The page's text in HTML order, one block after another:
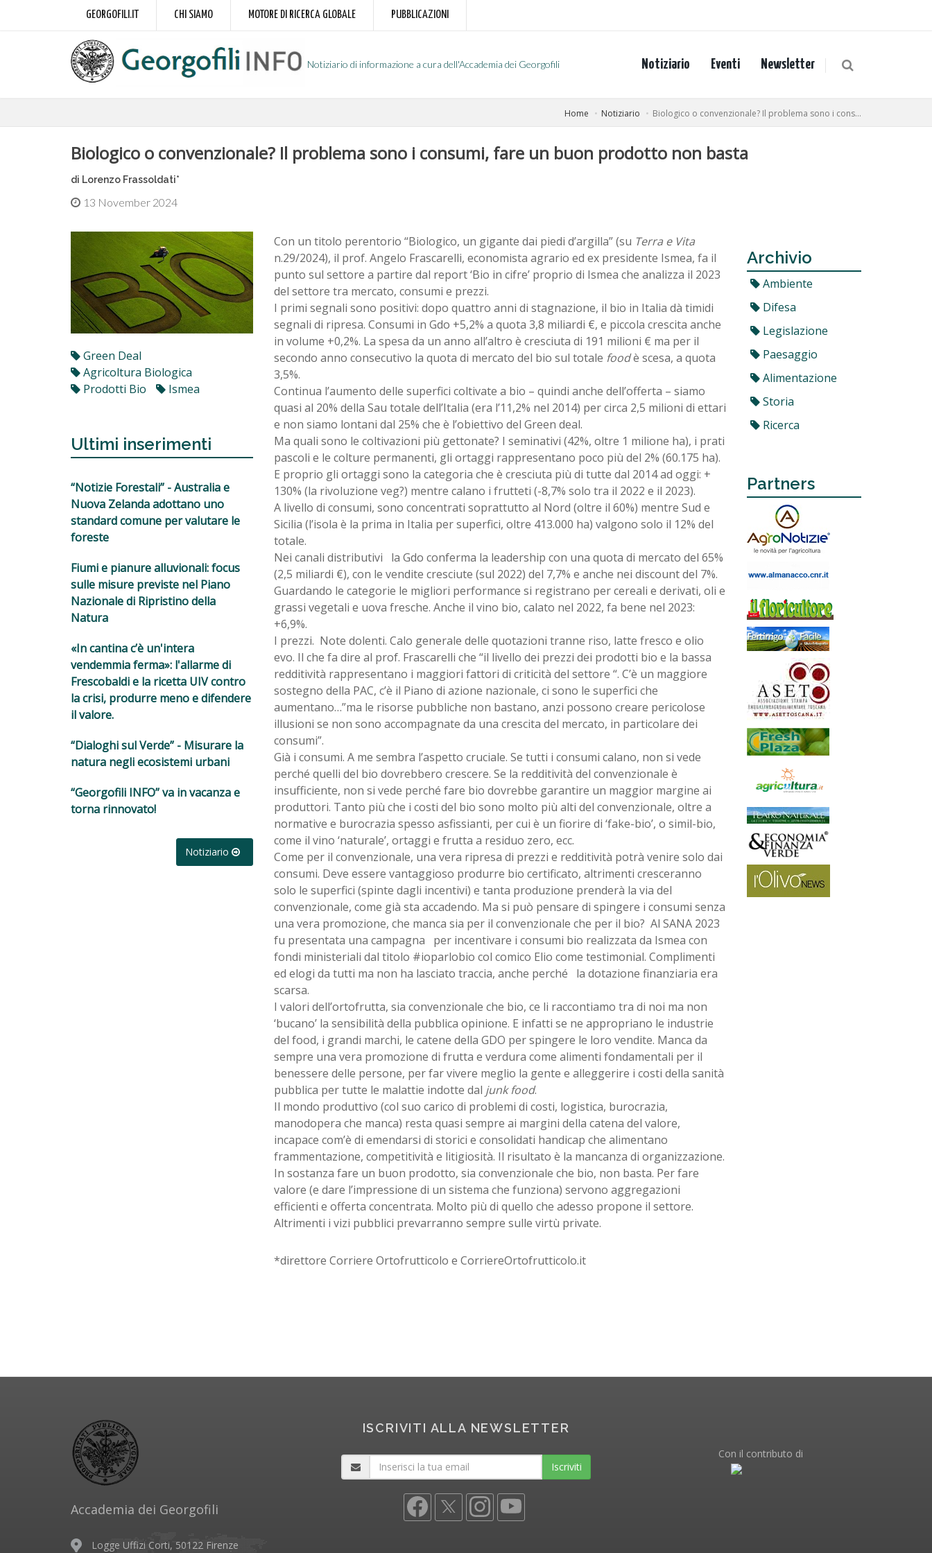
GEORGOFILI.IT CHI SIAMO MOTORE DI RICERCA GLOBALE PUBBLICAZIONI
Notiziario di informazione a cura dell'Accademia dei Georgofili Notiziario Eventi Newsletter
Home Notiziario Biologico o convenzionale? Il problema sono i cons...
Biologico o convenzionale? Il problema sono i consumi, fare un buon prodotto non basta
di Lorenzo Frassoldati*
13 November 2024
Green Deal
Agricoltura Biologica
Prodotti Bio
Ismea
Ultimi inserimenti
“Notizie Forestali” - Australia e
Nuova Zelanda adottano uno
standard comune per valutare le
foreste
Fiumi e pianure alluvionali: focus
sulle misure previste nel Piano
Nazionale di Ripristino della
Natura
«In cantina c’è un'intera
vendemmia ferma»: l'allarme di
Frescobaldi e la ricetta UIV contro
la crisi, produrre meno e difendere
il valore.
“Dialoghi sul Verde” - Misurare la
natura negli ecosistemi urbani
“Georgofili INFO” va in vacanza e
torna rinnovato!
Notiziario
Con un titolo perentorio “Biologico, un gigante dai piedi d’argilla” (su Terra e Vita
n.29/2024), il prof. Angelo Frascarelli, economista agrario ed ex presidente Ismea, fa il
punto sul settore a partire dal report ‘Bio in cifre’ proprio di Ismea che analizza il 2023
del settore tra mercato, consumi e prezzi.
I primi segnali sono positivi: dopo quattro anni di stagnazione, il bio in Italia dà timidi
segnali di ripresa. Consumi in Gdo +5,2% a quota 3,8 miliardi €, e piccola crescita anche
in volume +0,2%. La spesa da un anno all’altro è cresciuta di 191 milioni € ma per il
secondo anno consecutivo la quota di mercato del bio sul totale foodè scesa, a quota
3,5%.
Continua l’aumento delle superfici coltivate a bio – quindi anche dell’offerta – siamo
quasi al 20% della Sau totale dell’Italia (era l’11,2% nel 2014) per circa 2,5 milioni di ettari
e non siamo lontani dal 25% che è l’obiettivo del Green deal.
Ma quali sono le coltivazioni più gettonate? I seminativi (42%, oltre 1 milione ha), i prati
pascoli e le colture permanenti, gli ortaggi rappresentano poco più del 2% (60.175 ha).
E proprio gli ortaggi sono la categoria che è cresciuta più di tutte dal 2014 ad oggi: +
130% (la rivoluzione veg?) mentre calano i frutteti (-8,7% solo tra il 2022 e il 2023).
A livello di consumi, sono concentrati soprattutto al Nord (oltre il 60%) mentre Sud e
Sicilia (l’isola è la prima in Italia per superfici, oltre 413.000 ha) valgono solo il 12% del
totale.
Nei canali distributivi la Gdo conferma la leadership con una quota di mercato del 65%
(2,5 miliardi €), con le vendite cresciute (sul 2022) del 7,7% e anche nei discount del 7%.
Guardando le categorie le migliori performance si registrano per cereali e derivati, oli e
grassi vegetali e uova fresche. Anche il vino bio, calato nel 2022, fa bene nel 2023:
+6,9%.
I prezzi. Note dolenti. Calo generale delle quotazioni tranne riso, latte fresco e olio
evo. Il che fa dire al prof. Frascarelli che “il livello dei prezzi dei prodotti bio e la bassa
redditività rappresentano i maggiori fattori di criticità del settore “. C’è un maggiore
sostegno della PAC, c’è il Piano di azione nazionale, ci sono le superfici che
aumentano…”ma le risorse pubbliche non bastano, anzi possono creare pericolose
illusioni se non sono accompagnate da una crescita del mercato, in particolare dei
consumi”.
Già i consumi. A me sembra l’aspetto cruciale. Se tutti i consumi calano, non si vede
perché quelli del bio dovrebbero crescere. Se la redditività del convenzionale è
insufficiente, non si vede perché fare bio dovrebbe garantire un maggior margine ai
produttori. Tanto più che i costi del bio sono molto più alti del convenzionale, oltre a
normative e burocrazia spesso asfissianti, per cui è un fiorire di ‘fake-bio’, o simil-bio,
come il vino ‘naturale’, ortaggi e frutta a residuo zero, ecc.
Come per il convenzionale, una vera ripresa di prezzi e redditività potrà venire solo dai
consumi. Deve essere vantaggioso produrre bio certificato, altrimenti cresceranno
solo le superfici (spinte dagli incentivi) e tanta produzione prenderà la via del
convenzionale, come già sta accadendo. Ma si può pensare di spingere i consumi senza
una vera promozione, che manca sia per il convenzionale che per il bio? Al SANA 2023
fu presentata una campagna per incentivare i consumi bio realizzata da Ismea con
fondi ministeriali dal titolo #ioparlobio col comico Elio come testimonial. Complimenti
ed elogi da tutti ma non ha lasciato traccia, anche perché la dotazione finanziaria era
scarsa.
I valori dell’ortofrutta, sia convenzionale che bio, ce li raccontiamo tra di noi ma non
‘bucano’ la sensibilità della pubblica opinione. E infatti se ne appropriano le industrie
del food, i grandi marchi, le catene della GDO per spingere le loro vendite. Manca da
sempre una vera promozione di frutta e verdura come alimenti fondamentali per il
benessere delle persone, per far vivere meglio la gente e alleggerire i costi della sanità
pubblica per tutte le malattie indotte dal junk food.
Il mondo produttivo (col suo carico di problemi di costi, logistica, burocrazia,
manodopera che manca) resta quasi sempre ai margini della catena del valore,
incapace com’è di emendarsi di storici e consolidati handicap che alimentano
frammentazione, competitività e litigiosità. Il risultato è la mancanza di organizzazione.
In sostanza fare un buon prodotto, sia convenzionale che bio, non basta. Per fare
valore (e dare l’impressione di un sistema che funziona) servono aggregazioni
efficienti e offerta concentrata. Molto più di quello che adesso propone il settore.
Altrimenti i vizi pubblici prevarranno sempre sulle virtù private.
*direttore Corriere Ortofrutticolo e CorriereOrtofrutticolo.it
Archivio
Ambiente
Difesa
Legislazione
Paesaggio
Alimentazione
Storia
Ricerca
Partners
Accademia dei Georgofili
Logge Uffizi Corti, 50122 Firenze
ISCRIVITI ALLA NEWSLETTER
Iscriviti
Con il contributo di